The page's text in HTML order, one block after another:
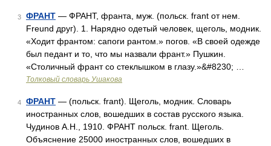
3 ФРАНТ — ФРАНТ, франта, муж. (польск. frant от нем.
Freund друг). 1. Нарядно одетый человек, щеголь, модник.
«Ходит франтом: сапоги рантом.» погов. «В своей одежде
был педант и то, что мы назвали франт.» Пушкин.
«Столичный франт со стеклышком в глазу.»&#8230; …
Толковый словарь Ушакова
4 ФРАНТ — (польск. frant). Щеголь, модник. Словарь
иностранных слов, вошедших в состав русского языка.
Чудинов А.Н., 1910. ФРАНТ польск. frant. Щеголь.
Объяснение 25000 иностранных слов, вошедших в